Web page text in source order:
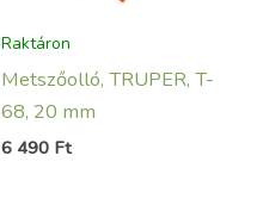
Raktáron
Metszőolló, TRUPER, T-
68, 20 mm
6 490 Ft